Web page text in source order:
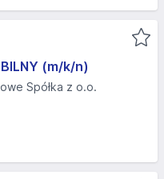
(m/k/n)
Spółka z o.o.